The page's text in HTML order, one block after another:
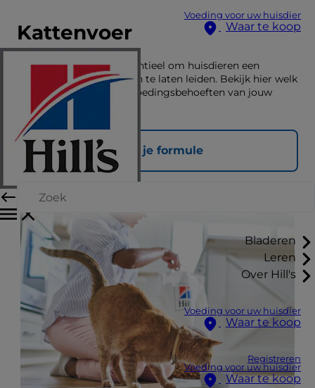
Voeding voor uw huisdier
Waar te koop
Bladeren
Leren
Over Hill's
Voeding voor uw huisdier
Waar te koop
Registreren
Voeding voor uw huisdier
Waar te koop
Kattenvoer
De juiste voeding is essentieel om huisdieren een
gelukkig en gezond leven te laten leiden. Bekijk hier welk
voer past bij de unieke voedingsbehoeften van jouw
huisdier.
Vind je formule